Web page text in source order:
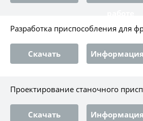
Разработка приспособления для
Скачать
Проектирование станочного
Скачать